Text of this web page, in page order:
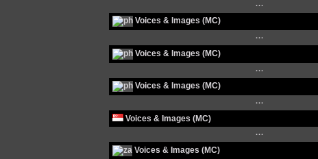
···
Voices & Images (MC)
···
Voices & Images (MC)
···
Voices & Images (MC)
···
Voices & Images (MC)
···
Voices & Images (MC)